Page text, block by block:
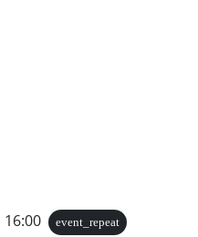
16:00 event_repeat